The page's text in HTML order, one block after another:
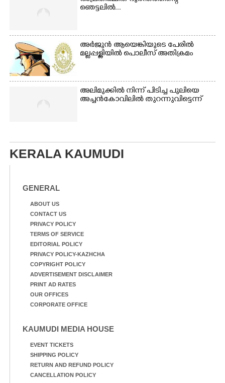
ഞെട്ടലിൽ...
അർജുൻ ആയെങ്കിയുടെ പേരിൽ
മല്ലപ്പള്ളിയിൽ പൊലീസ് അതിക്രമം
അലിമുക്കിൽ നിന്ന് പിടിച്ച പുലിയെ
അച്ചൻകോവിലിൽ തുറന്നുവിട്ടെന്ന്
KERALA KAUMUDI
GENERAL
ABOUT US
CONTACT US
PRIVACY POLICY
TERMS OF SERVICE
EDITORIAL POLICY
PRIVACY POLICY-KAZHCHA
COPYRIGHT POLICY
ADVERTISEMENT DISCLAIMER
PRINT AD RATES
OUR OFFICES
CORPORATE OFFICE
KAUMUDI MEDIA HOUSE
EVENT TICKETS
SHIPPING POLICY
RETURN AND REFUND POLICY
CANCELLATION POLICY